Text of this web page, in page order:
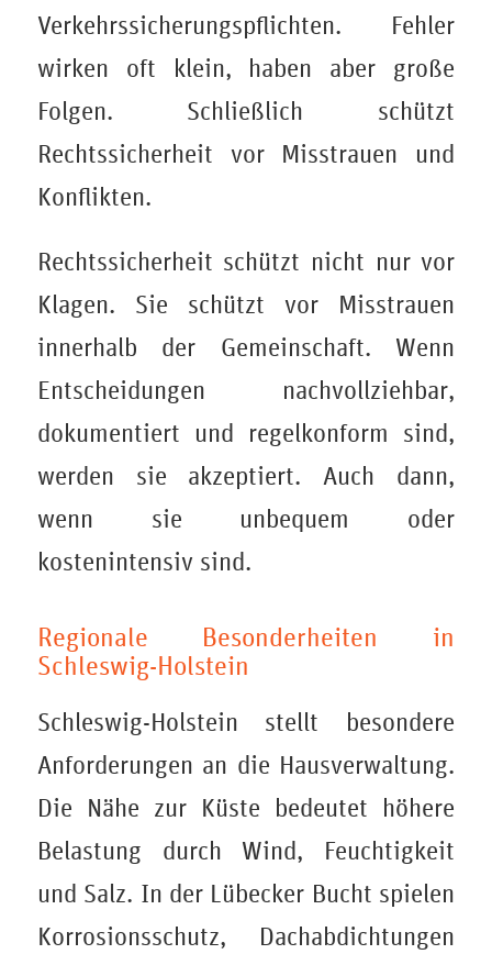
Verkehrssicherungspflichten. Fehler
wirken oft klein, haben aber große
Folgen. Schließlich schützt
Rechtssicherheit vor Misstrauen und
Konflikten.
Rechtssicherheit schützt nicht nur vor
Klagen. Sie schützt vor Misstrauen
innerhalb der Gemeinschaft. Wenn
Entscheidungen nachvollziehbar,
dokumentiert und regelkonform sind,
werden sie akzeptiert. Auch dann,
wenn sie unbequem oder
kostenintensiv sind.
Regionale Besonderheiten in
Schleswig-Holstein
Schleswig-Holstein stellt besondere
Anforderungen an die Hausverwaltung.
Die Nähe zur Küste bedeutet höhere
Belastung durch Wind, Feuchtigkeit
und Salz. In der Lübecker Bucht spielen
Korrosionsschutz, Dachabdichtungen